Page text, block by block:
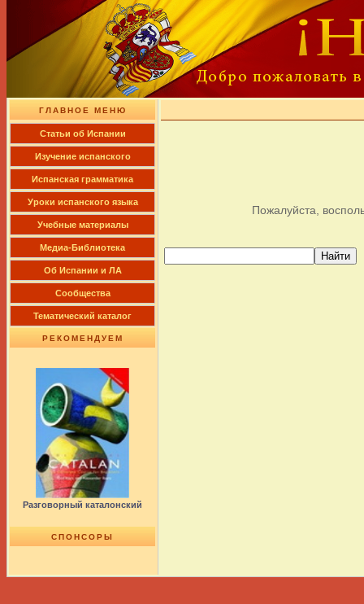
ГЛАВНОЕ МЕНЮ
Cтатьи об Испании
Изучение испанского
Испанская грамматика
Уроки испанского языка
Учебные материалы
Медиа-Библиотека
Об Испании и ЛА
Сообщества
Тематический каталог
РЕКОМЕНДУЕМ
Разговорный каталонский
СПОНСОРЫ
Пожалуйста,